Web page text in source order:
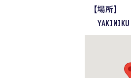
【場所】
YAKINIKU